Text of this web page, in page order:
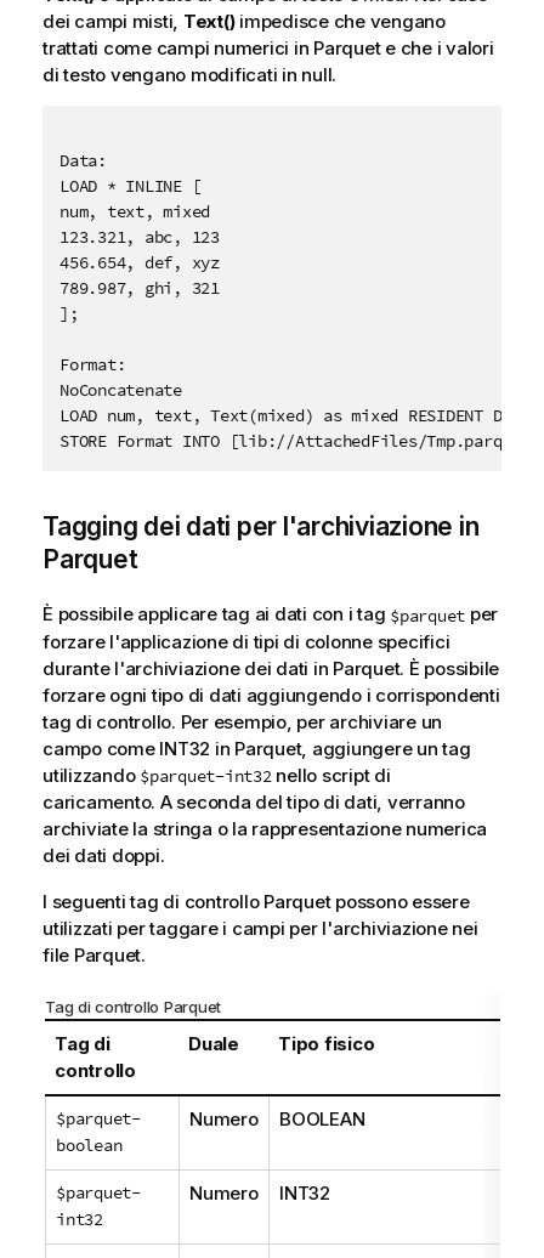
dei campi misti, Text()impedisce che vengano
trattati come campi numerici in Parquet e che i valori
di testo vengano modificati in null.
Data:
LOAD * INLINE [
num, text, mixed
123.321, abc, 123
456.654, def, xyz
789.987, ghi, 321
];
Format:
NoConcatenate
STORE Format INTO [lib://AttachedFiles/
Tagging dei dati per l'archiviazione in
Parquet
È possibile applicare tag ai dati con i tag $parquet per
forzare l'applicazione di tipi di colonne specifici
durante l'archiviazione dei dati in Parquet. È possibile
forzare ogni tipo di dati aggiungendo i corrispondenti
tag di controllo. Per esempio, per archiviare un
campo come INT32 in Parquet, aggiungere un tag
utilizzando $parquet-int32 nello script di
caricamento. A seconda del tipo di dati, verranno
archiviate la stringa o la rappresentazione numerica
dei dati doppi.
I seguenti tag di controllo Parquet possono essere
utilizzati per taggare i campi per l'archiviazione nei
file Parquet.
Tag di controllo Parquet
Tag di
controllo
Duale Tipo fisico
$parquet-
boolean
Numero BOOLEAN
$parquet-
int32
Numero INT32